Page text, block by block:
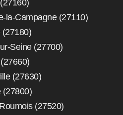
la-Campagne (27110)
(27180)
Seine (27700)
(27630)
(27800)
(27520)